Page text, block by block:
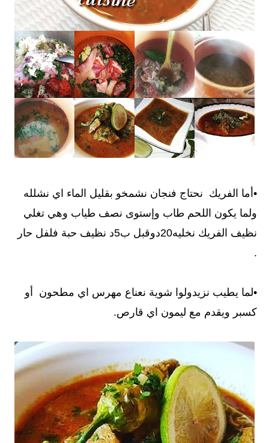
•أما الفريك نحتاج فنجان نشمخو بقليل الماء اي نشلله
ولما يكون اللحم طاب وإستوى نصف طياب وهي تغلي
نظيف الفريك نخليه20دوقبل ب5د نظيف حبة فلفل حار
.
•لما يطيب نزيدولوا شوية نعناع مهرس اي مطحون أو
كسبر ويقدم مع ليمون اي قارص.